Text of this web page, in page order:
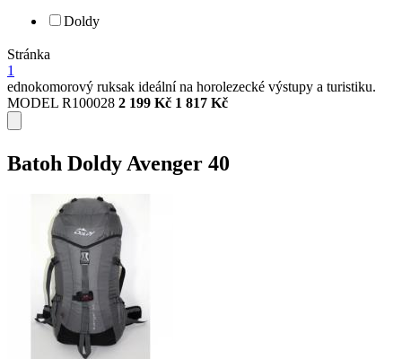
Doldy
Stránka
1
ednokomorový ruksak ideální na horolezecké výstupy a turistiku.
MODEL R100028 2 199 Kč 1 817 Kč
Batoh Doldy Avenger 40